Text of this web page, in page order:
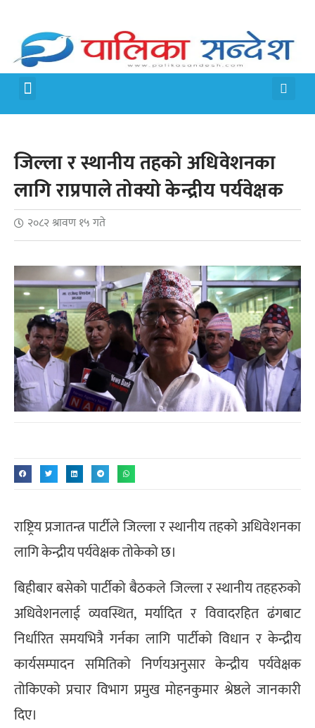
जिल्ला र स्थानीय तहको अधिवेशनका
लागि राप्रपाले तोक्यो केन्द्रीय पर्यवेक्षक
२०८२ श्रावण १५ गते
राष्ट्रिय प्रजातन्त्र पार्टीले जिल्ला र स्थानीय तहको अधिवेशनका
लागि केन्द्रीय पर्यवेक्षक तोकेको छ।
बिहीबार बसेको पार्टीको बैठकले जिल्ला र स्थानीय तहहरुको
अधिवेशनलाई व्यवस्थित, मर्यादित र विवादरहित ढंगबाट
निर्धारित समयभित्रै गर्नका लागि पार्टीको विधान र केन्द्रीय
कार्यसम्पादन समितिको निर्णयअनुसार केन्द्रीय पर्यवेक्षक
तोकिएको प्रचार विभाग प्रमुख मोहनकुमार श्रेष्ठले जानकारी
दिए।